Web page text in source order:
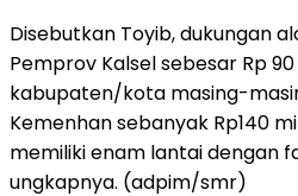
Disebutkan Toyib, dukungan
Pemprov Kalsel sebesar Rp
kabupaten/kota masing-
Kemenhan sebanyak Rp140
memiliki enam lantai dengan
ungkapnya. (adpim/smr)